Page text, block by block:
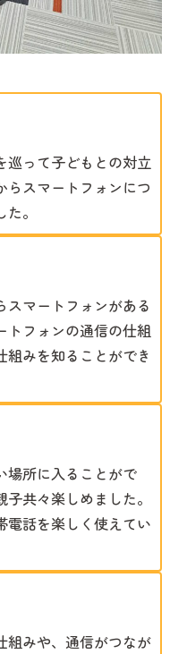
巡って子どもとの対立
らスマートフォンにつ
。
マートフォンがある
トフォンの通信の仕組
みを知ることができ
場所に入ることがで
共々楽しめました。
電話を楽しく使えてい
組みや、通信がつなが